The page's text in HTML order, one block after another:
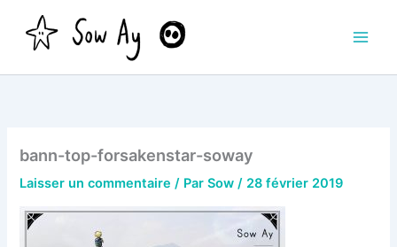
contenu
bann-top-forsakenstar-soway
Laisser un commentaire / ParSow/ 28 février 2019